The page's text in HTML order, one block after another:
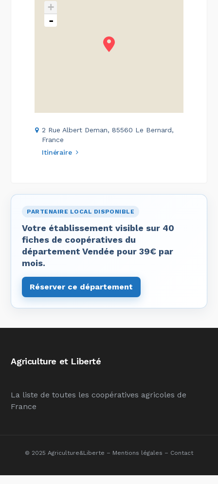
+
-
2 Rue Albert Deman, 85560 Le Bernard,
France
Itinéraire
PARTENAIRE LOCAL DISPONIBLE
Votre établissement visible sur 40
fiches de coopératives du
département Vendée pour 39€ par
mois.
Réserver ce département
Agriculture et Liberté
La liste de toutes les coopératives agricoles de
France
© 2025 Agriculture&Liberte – Mentions légales – Contact